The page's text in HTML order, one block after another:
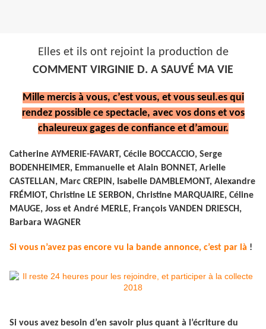
Elles et ils ont rejoint la production de
COMMENT VIRGINIE D. A SAUVÉ MA VIE
Mille mercis à vous, c’est vous, et vous seul.es qui
rendez possible ce spectacle, avec vos dons et vos
chaleureux gages de confiance et d’amour.
Catherine AYMERIE-FAVART, Cécile BOCCACCIO, Serge
BODENHEIMER,​ Emmanuelle et Alain BONNET, Arielle
CASTELLAN, Marc CREPIN, Isabelle DAMBLEMONT, Alexandre
FRÉMIOT, Christine LE SERBON, Christine MARQUAIRE, Céline
MAUGE, Joss et André MERLE, François VANDEN DRIESCH,
Barbara WAGNER
Si vous n’avez pas encore vu la bande annonce, c’est par là !
Si vous avez besoin d’en savoir plus quant à l’écriture du